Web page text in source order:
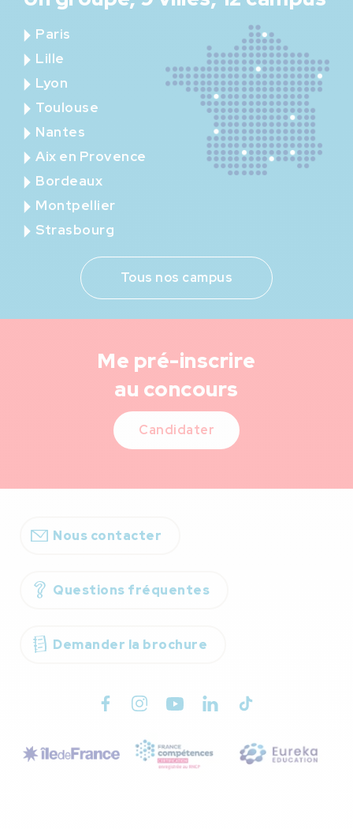
Paris
Lille
Lyon
Toulouse
Nantes
Aix en Provence
Bordeaux
Montpellier
Strasbourg
Tous nos campus
Me pré-inscrire
au concours
Candidater
Nous contacter
Questions fréquentes
Demander la brochure